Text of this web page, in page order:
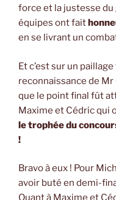
force et la justesse
équipes ont fait
en se livrant un
Et c’est sur un
reconnaissance de
que le point final fût
Maxime et Cédric qui
le trophée du
!
Bravo à eux ! Pour
avoir buté en demi-
Quant à Maxime et